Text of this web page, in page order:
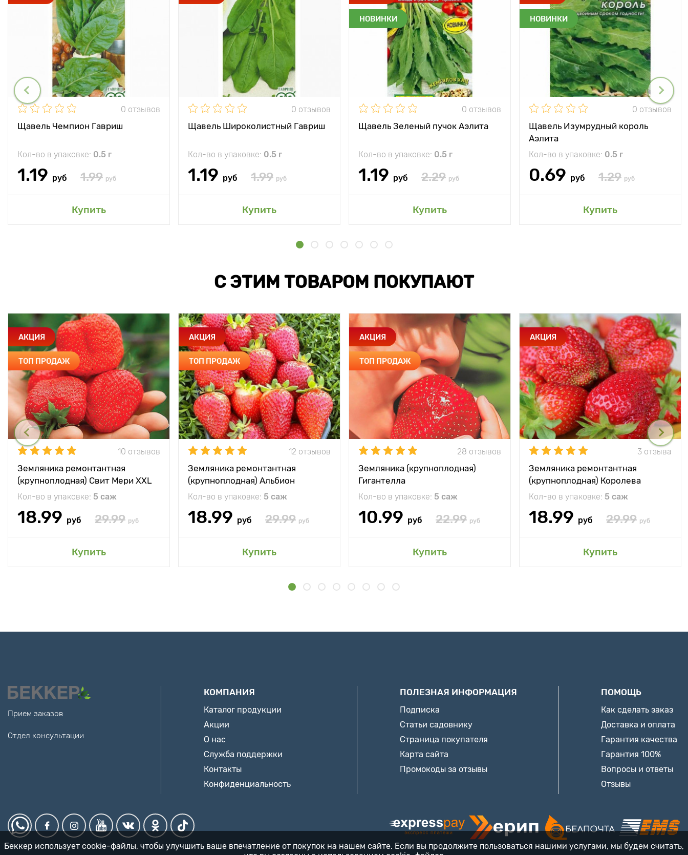
0 отзывов
Щавель Чемпион Гавриш
Кол-во в упаковке: 0.5 г
1.19 руб 1.99 руб
Купить
0 отзывов
Щавель Широколистный Гавриш
Кол-во в упаковке: 0.5 г
1.19 руб 1.99 руб
Купить
НОВИНКИ
0 отзывов
Щавель Зеленый пучок Аэлита
Кол-во в упаковке: 0.5 г
1.19 руб 2.29 руб
Купить
НОВИНКИ
0 отзывов
Щавель Изумрудный король
Аэлита
Кол-во в упаковке: 0.5 г
0.69 руб 1.29 руб
Купить
С ЭТИМ ТОВАРОМ ПОКУПАЮТ
АКЦИЯ
ТОП ПРОДАЖ
10 отзывов
Земляника ремонтантная
(крупноплодная) Свит Мери XXL
Кол-во в упаковке: 5 саж
18.99 руб 29.99 руб
Купить
АКЦИЯ
ТОП ПРОДАЖ
12 отзывов
Земляника ремонтантная
(крупноплодная) Альбион
Кол-во в упаковке: 5 саж
18.99 руб 29.99 руб
Купить
АКЦИЯ
ТОП ПРОДАЖ
28 отзывов
Земляника (крупноплодная)
Гигантелла
Кол-во в упаковке: 5 саж
10.99 руб 22.99 руб
Купить
АКЦИЯ
3 отзыва
Земляника ремонтантная
(крупноплодная) Королева
Елизавета
Кол-во в упаковке: 5 саж
18.99 руб 29.99 руб
Купить
Прием заказов
Отдел консультации
КОМПАНИЯ
Каталог продукции
Акции
О нас
Служба поддержки
Контакты
Конфиденциальность
ПОЛЕЗНАЯ ИНФОРМАЦИЯ
Подписка
Статьи садовнику
Страница покупателя
Карта сайта
Промокоды за отзывы
ПОМОЩЬ
Как сделать заказ
Доставка и оплата
Гарантия качества
Гарантия 100%
Вопросы и ответы
Отзывы
Беккер использует cookie-файлы, чтобы улучшить ваше впечатление от покупок на нашем сайте. Если вы продолжите пользоваться нашими услугами, мы будем считать,